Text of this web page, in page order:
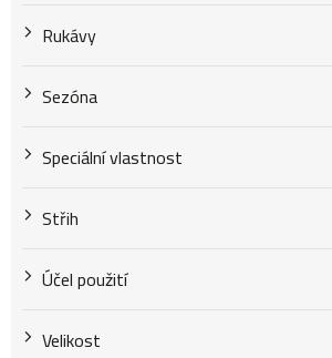
Rukávy
Sezóna
Speciální vlastnost
Střih
Účel použití
Velikost